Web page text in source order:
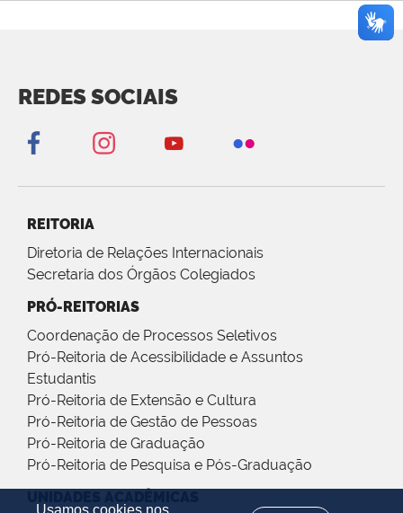
Usamos cookies nos
REDES SOCIAIS
REITORIA
Diretoria de Relações Internacionais
Secretaria dos Órgãos Colegiados
PRÓ-REITORIAS
Coordenação de Processos Seletivos
Pró-Reitoria de Acessibilidade e Assuntos
Estudantis
Pró-Reitoria de Extensão e Cultura
Pró-Reitoria de Gestão de Pessoas
Pró-Reitoria de Graduação
Pró-Reitoria de Pesquisa e Pós-Graduação